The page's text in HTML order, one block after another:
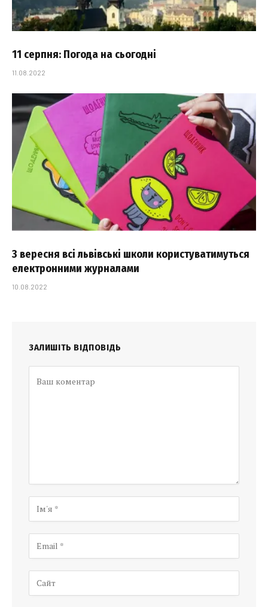
11 серпня: Погода на сьогодні
11.08.2022
З вересня всі львівські школи користуватимуться
електронними журналами
10.08.2022
ЗАЛИШІТЬ ВІДПОВІДЬ